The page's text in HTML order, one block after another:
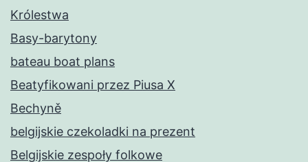
Królestwa
Basy-barytony
bateau boat plans
Beatyfikowani przez Piusa X
Bechyně
belgijskie czekoladki na prezent
Belgijskie zespoły folkowe